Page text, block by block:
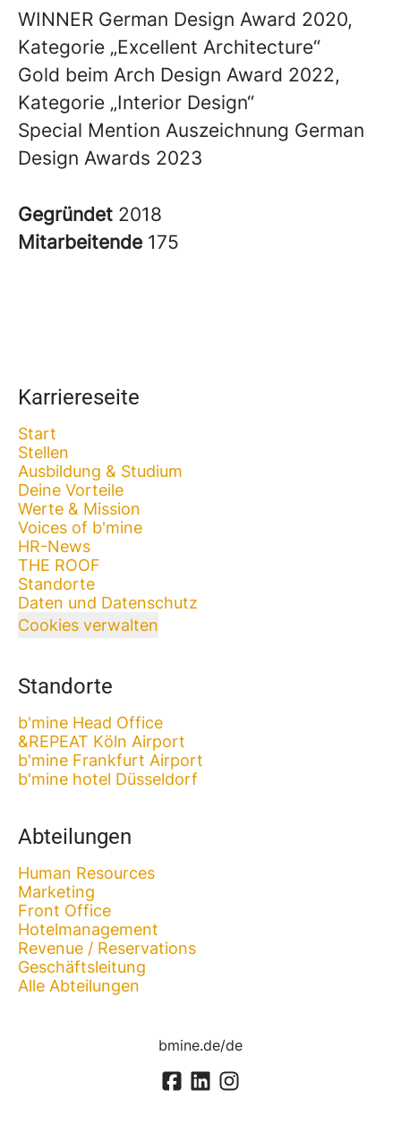
WINNER German Design Award 2020,
Kategorie „Excellent Architecture“
Gold beim Arch Design Award 2022,
Kategorie „Interior Design“
Special Mention Auszeichnung German
Design Awards 2023
Gegründet 2018
Mitarbeitende 175
Karriereseite
Start
Stellen
Ausbildung & Studium
Deine Vorteile
Werte & Mission
Voices of b'mine
HR-News
THE ROOF
Standorte
Daten und Datenschutz
Cookies verwalten
Standorte
b'mine Head Office
&REPEAT Köln Airport
b'mine Frankfurt Airport
b'mine hotel Düsseldorf
Abteilungen
Human Resources
Marketing
Front Office
Hotelmanagement
Revenue / Reservations
Geschäftsleitung
Alle Abteilungen
bmine.de/de